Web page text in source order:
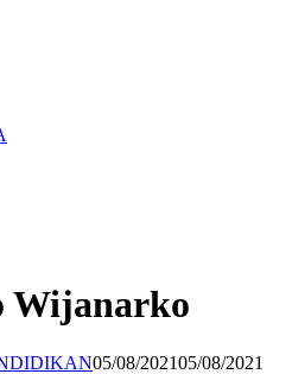
Wijanarko
Redaksi
05/08/202105/08/2021